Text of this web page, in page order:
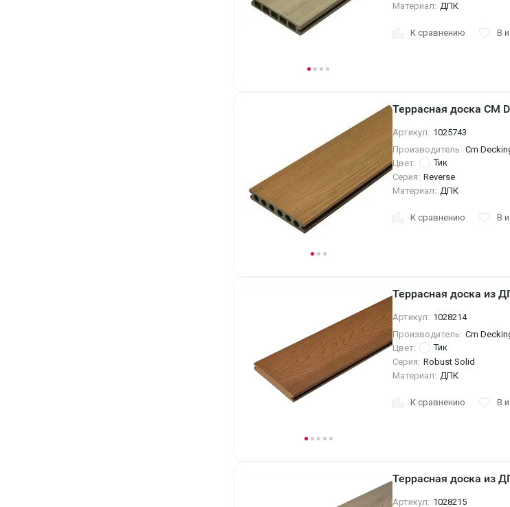
Материал: ДПК
К сравнению В
Террасная доска CM
Артикул: 1025743
Производитель: Cm
Цвет:
Тик
Серия: Reverse
Материал: ДПК
К сравнению В
Террасная доска из
Артикул: 1028214
Производитель: Cm
Цвет:
Тик
Серия: Robust Solid
Материал: ДПК
К сравнению В
Террасная доска из
Артикул: 1028215